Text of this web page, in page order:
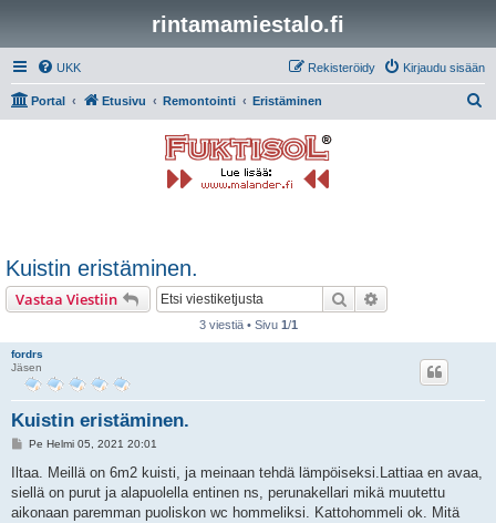
rintamamiestalo.fi
UKK Kirjaudu sisään
Rekisteröidy
Portal Etusivu Remontointi Eristäminen
Kuistin eristäminen.
Vastaa Viestiin Etsi
3 viestiä • Sivu 1/1
fordrs
Jäsen
Kuistin eristäminen.
V
e
t
i
Pe Helmi 05, 2021 20:01
Iltaa. Meillä on 6m2 kuisti, ja meinaan tehdä lämpöiseksi.Lattiaa en avaa,
siellä on purut ja alapuolella entinen ns, perunakellari mikä muutettu
aikonaan paremman puoliskon wc hommeliksi. Kattohommeli ok. Mitä